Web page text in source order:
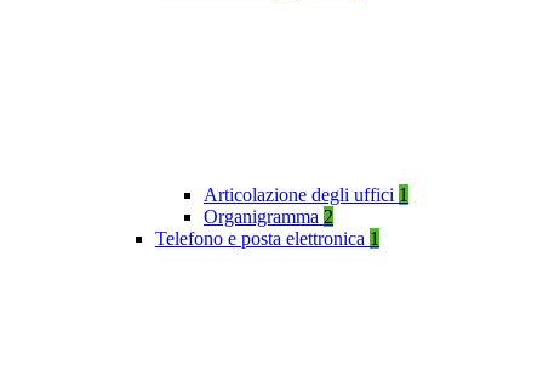
Articolazione degli uffici 1
Organigramma 2
Telefono e posta elettronica 1